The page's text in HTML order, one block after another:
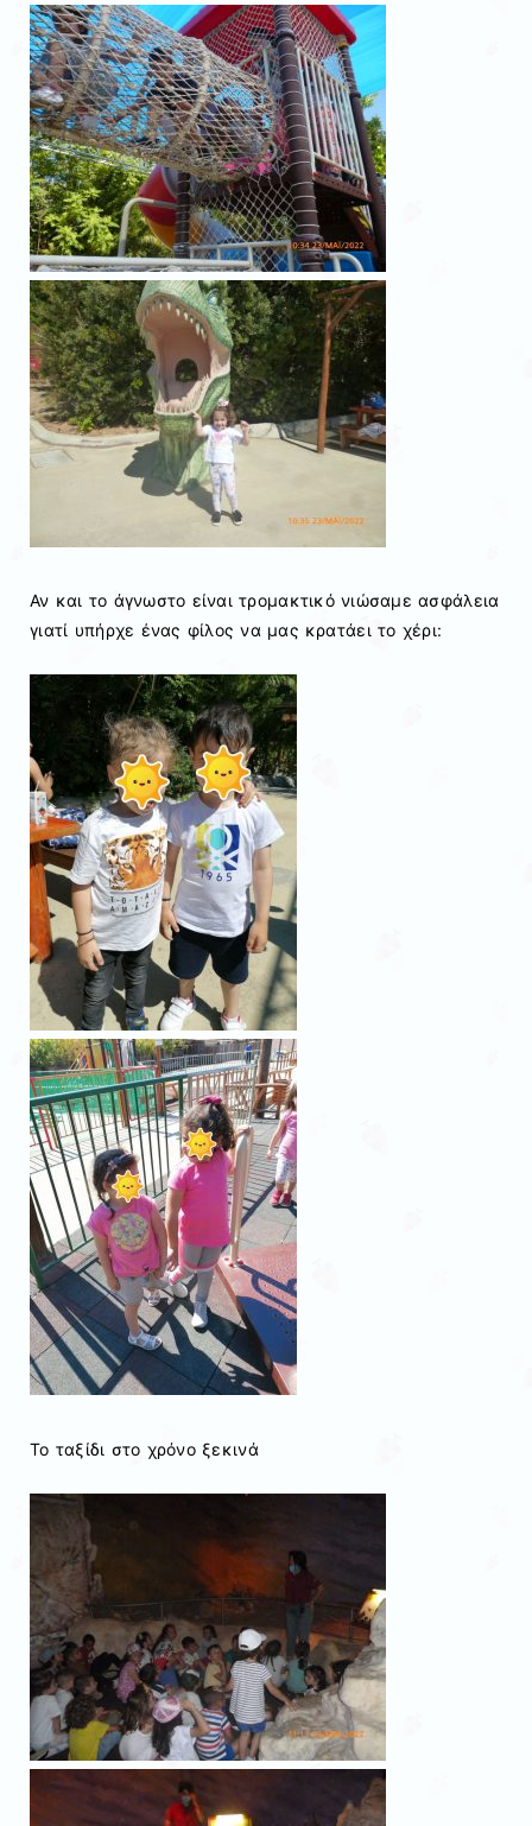
Αν και το άγνωστο είναι τρομακτικό νιώσαμε ασφάλεια
γιατί υπήρχε ένας φίλος να μας κρατάει το χέρι:
Το ταξίδι στο χρόνο ξεκινά